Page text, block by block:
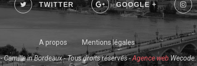
TWITTER GOOGLE +
A propos
Mentions légales
Camille in Bordeaux - Tous droits réservés -Agence webWecode.